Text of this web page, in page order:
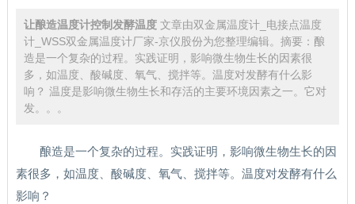
让酿造温度计控制发酵温度 文章由双金属温度计_电接点温度
计_WSS双金属温度计厂家-京仪股份为您整理编辑。摘要：酿
造是一个复杂的过程。实践证明，影响微生物生长的因素很
多，如温度、酸碱度、氧气、搅拌等。温度对发酵有什么影
响？ 温度是影响微生物生长和存活的主要环境因素之一。它对
发。。。
酿造是一个复杂的过程。实践证明，影响微生物生长的因
素很多，如温度、酸碱度、氧气、搅拌等。温度对发酵有什么
影响？